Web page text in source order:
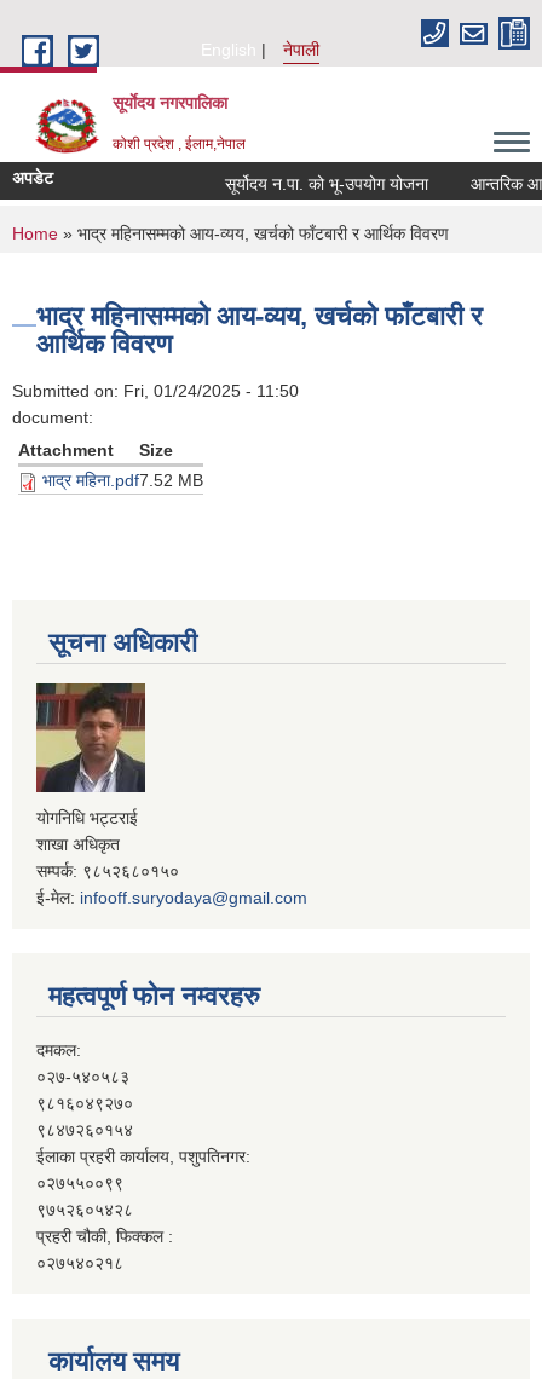
English
नेपाली
सूर्याेदय नगरपालिका
कोशी प्रदेश , ईलाम,नेपाल
अपडेट सूर्योदय न.पा. को भू-उपयोग योजना आन्तरिक आय
You are here
Home » भाद्र महिनासम्मको आय-व्यय, खर्चको फाँटबारी र आर्थिक विवरण
भाद्र महिनासम्मको आय-व्यय, खर्चको फाँटबारी र
आर्थिक विवरण
Submitted on: Fri, 01/24/2025 - 11:50
document:
Attachment
Size
भाद्र महिना.pdf7.52 MB
सूचना अधिकारी
योगनिधि भट्टराई
शाखा अधिकृत
सम्पर्क: ९८५२६८०१५०
ई-मेल: infooff.suryodaya@gmail.com
महत्वपूर्ण फोन नम्वरहरु
दमकल:
०२७-५४०५८३
९८१६०४९२७०
९८४७२६०१५४
ईलाका प्रहरी कार्यालय, पशुपतिनगर:
०२७५५००९९
९७५२६०५४२८
प्रहरी चौकी, फिक्कल :
०२७५४०२१८
कार्यालय समय